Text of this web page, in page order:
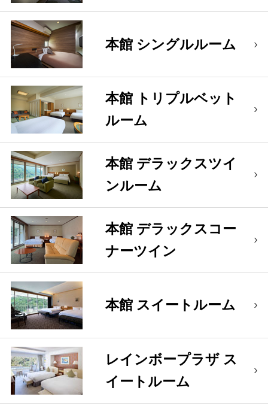
本館 シングルルーム
本館 トリプルベット
ルーム
本館 デラックスツイ
ンルーム
本館 デラックスコー
ナーツイン
本館 スイートルーム
レインボープラザ ス
イートルーム